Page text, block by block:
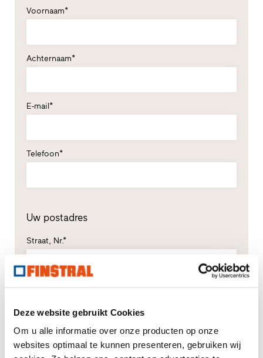
Deze website gebruikt Cookies
Om u alle informatie over onze producten op onze
websites optimaal te kunnen presenteren, gebruiken wij
Voornaam*
Achternaam*
E-mail*
Telefoon*
Uw postadres
Straat, Nr.*
Postcode* Plaats*
Land*